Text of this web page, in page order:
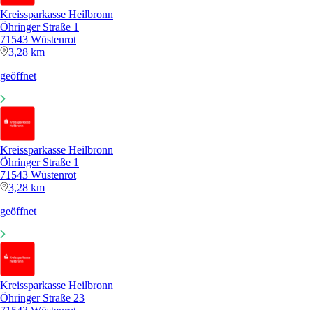
Kreissparkasse Heilbronn
Öhringer Straße 1
71543 Wüstenrot
3,28 km
geöffnet
Kreissparkasse Heilbronn
Öhringer Straße 1
71543 Wüstenrot
3,28 km
geöffnet
Kreissparkasse Heilbronn
Öhringer Straße 23